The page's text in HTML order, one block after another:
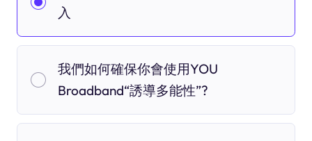
入
我們如何確保你會使用YOU
Broadband“誘導多能性”?